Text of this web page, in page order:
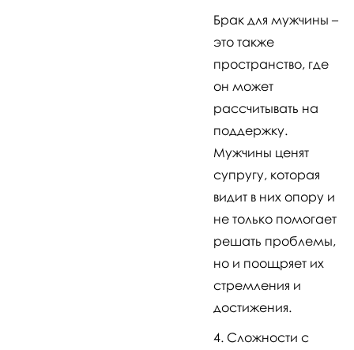
Брак для мужчины –
это также
пространство, где
он может
рассчитывать на
поддержку.
Мужчины ценят
супругу, которая
видит в них опору и
не только помогает
решать проблемы,
но и поощряет их
стремления и
достижения.
Сложности с